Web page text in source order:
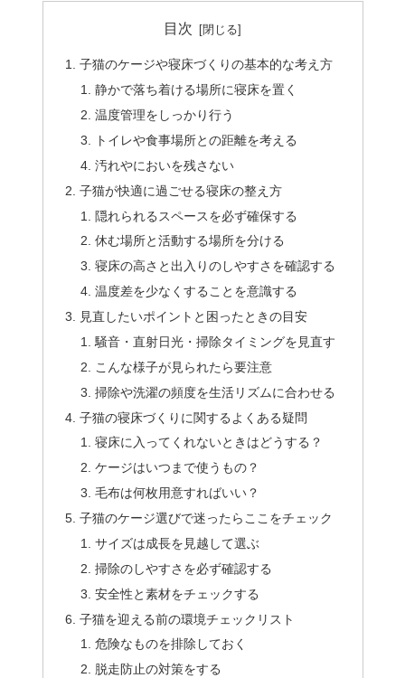
目次
子猫のケージや寝床づくりの基本的な考え方
静かで落ち着ける場所に寝床を置く
温度管理をしっかり行う
トイレや食事場所との距離を考える
汚れやにおいを残さない
子猫が快適に過ごせる寝床の整え方
隠れられるスペースを必ず確保する
休む場所と活動する場所を分ける
寝床の高さと出入りのしやすさを確認する
温度差を少なくすることを意識する
見直したいポイントと困ったときの目安
騒音・直射日光・掃除タイミングを見直す
こんな様子が見られたら要注意
掃除や洗濯の頻度を生活リズムに合わせる
子猫の寝床づくりに関するよくある疑問
寝床に入ってくれないときはどうする？
ケージはいつまで使うもの？
毛布は何枚用意すればいい？
子猫のケージ選びで迷ったらここをチェック
サイズは成長を見越して選ぶ
掃除のしやすさを必ず確認する
安全性と素材をチェックする
子猫を迎える前の環境チェックリスト
危険なものを排除しておく
脱走防止の対策をする